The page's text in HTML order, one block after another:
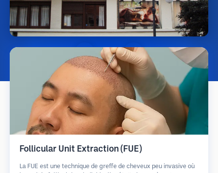
Follicular Unit Extraction (FUE)
La FUE est une technique de greffe de cheveux peu invasive où